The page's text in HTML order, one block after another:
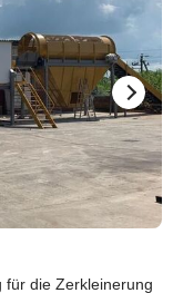
für die Zerkleinerung